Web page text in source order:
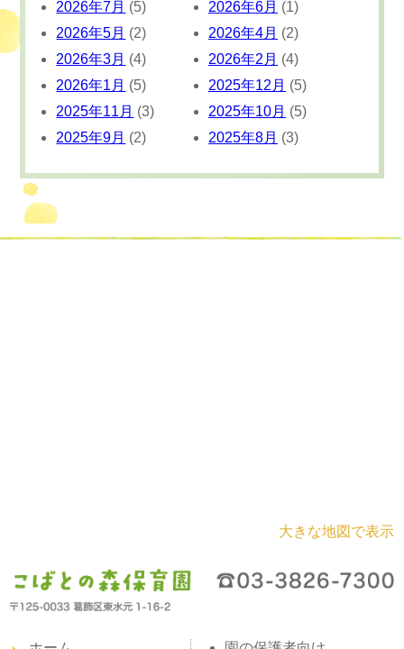
2026年7月 (5) 2026年6月 (1)
2026年5月 (2) 2026年4月 (2)
2026年3月 (4) 2026年2月 (4)
2026年1月 (5) 2025年12月 (5)
2025年11月 (3) 2025年10月 (5)
2025年9月 (2) 2025年8月 (3)
大きな地図で表示